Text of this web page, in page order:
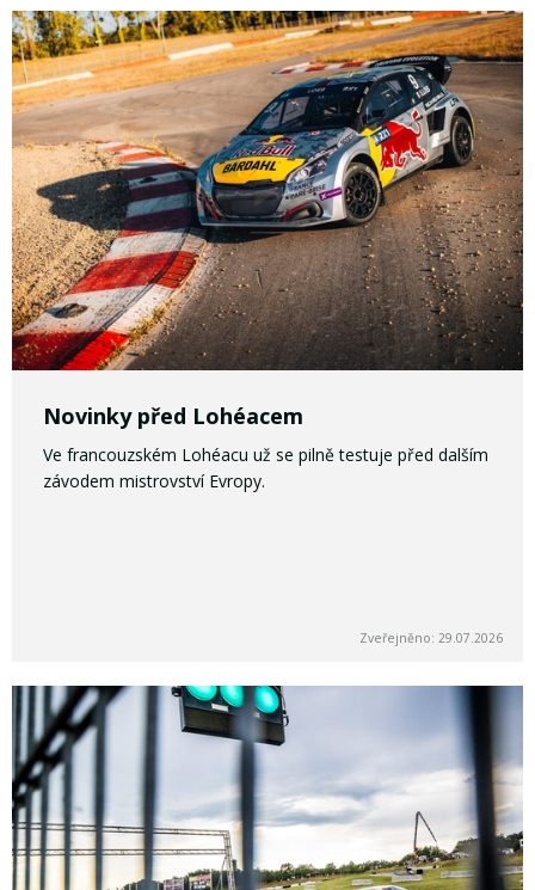
Novinky před Lohéacem
Ve francouzském Lohéacu už se pilně testuje před dalším
závodem mistrovství Evropy.
Zveřejněno: 29.07.2026